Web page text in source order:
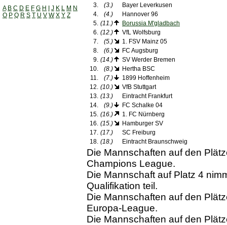
A B C D E F G H J K L M N
O P Q R S T U V W X Y Z
3.
(3.)
Bayer Leverkusen
4.
(4.)
Hannover 96
5. (11.)
Borussia M'gladbach
6. (12.)
VfL Wolfsburg
7.
(5.)
1. FSV Mainz 05
8.
(6.)
FC Augsburg
9. (14.)
SV Werder Bremen
10.
(8.)
Hertha BSC
11.
(7.)
1899 Hoffenheim
12. (10.)
VfB Stuttgart
13. (13.)
Eintracht Frankfurt
14.
(9.)
FC Schalke 04
15. (16.)
1. FC Nürnberg
16. (15.)
Hamburger SV
17. (17.)
SC Freiburg
18. (18.) Eintracht Braunschweig
Die Mannschaften auf den
Champions League.
Die Mannschaft auf Platz 4
Qualifikation teil.
Die Mannschaften auf den
Europa-League.
Die Mannschaften auf den